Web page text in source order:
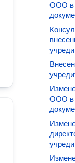
ООО в
ООО в